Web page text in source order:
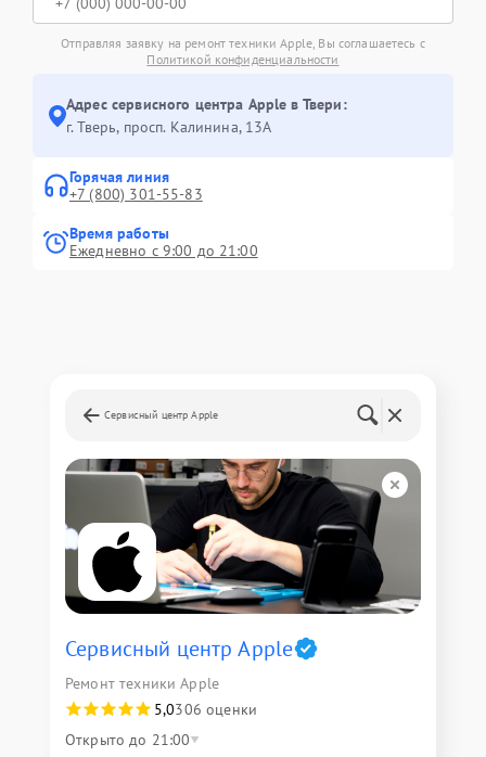
Отправляя заявку на ремонт техники Apple, Вы соглашаетесь с
Политикой конфиденциальности
Адрес сервисного центра Apple в Твери:
г. Тверь, просп. Калинина, 13А
Горячая линия
+7 (800) 301-55-83
Время работы
Ежедневно с 9:00 до 21:00
Сервисный центр Apple
Сервисный центр Apple
Ремонт техники Apple
5,0306 оценки
Открыто до 21:00